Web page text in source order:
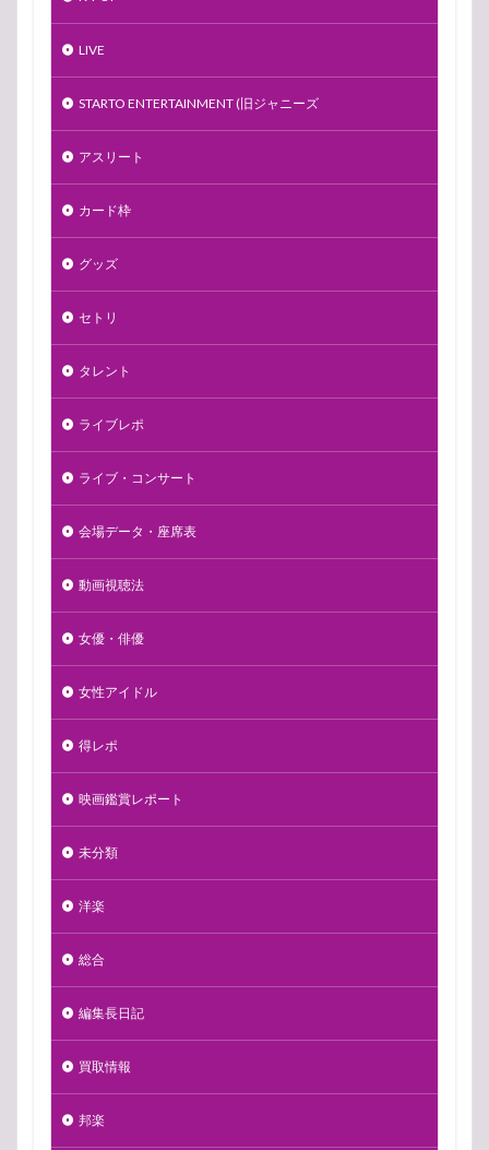
LIVE
STARTO ENTERTAINMENT (旧ジャニーズ
アスリート
カード枠
グッズ
セトリ
タレント
ライブレポ
ライブ・コンサート
会場データ・座席表
動画視聴法
女優・俳優
女性アイドル
得レポ
映画鑑賞レポート
未分類
洋楽
総合
編集長日記
買取情報
邦楽